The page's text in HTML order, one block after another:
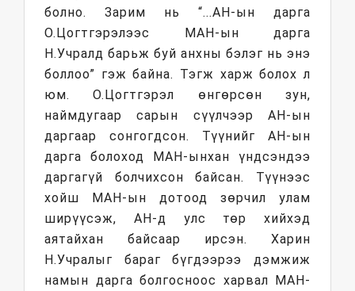
болно. Зарим нь “...АН-ын дарга
О.Цогтгэрэлээс МАН-ын дарга
Н.Учралд барьж буй анхны бэлэг нь энэ
боллоо” гэж байна. Тэгж харж болох л
юм. О.Цогтгэрэл өнгөрсөн зун,
наймдугаар сарын сүүлчээр АН-ын
даргаар сонгогдсон. Түүнийг АН-ын
дарга болоход МАН-ынхан үндсэндээ
даргагүй болчихсон байсан. Түүнээс
хойш МАН-ын дотоод зөрчил улам
ширүүсэж, АН-д улс төр хийхэд
аятайхан байсаар ирсэн. Харин
Н.Учралыг бараг бүгдээрээ дэмжиж
намын дарга болгосноос харвал МАН-